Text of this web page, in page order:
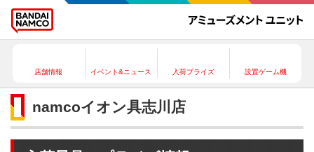
店舗情報 イベント&ニュース 入荷プライズ 設置ゲーム機
namcoイオン具志川店